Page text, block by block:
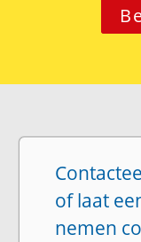
of laat
nemen